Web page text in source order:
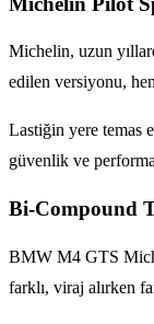
Michelin, uzun
edilen versiyonu,
Lastiğin yere temas
güvenlik ve
Bi-Compound
BMW M4 GTS
farklı, viraj alırken